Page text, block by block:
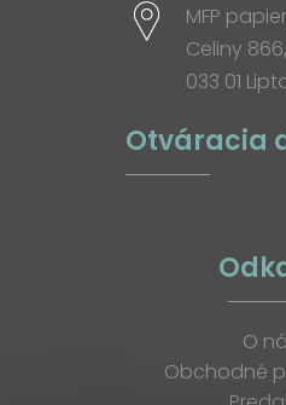
MFP
Celiny 866,
033 01
Otváracia
O
Obchodné